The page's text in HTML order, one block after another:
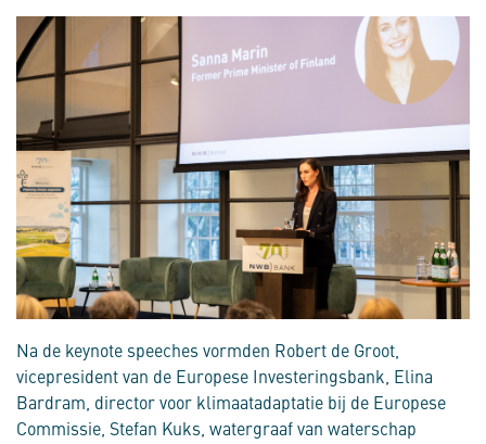
Na de keynote speeches vormden Robert de Groot,
vicepresident van de Europese Investeringsbank, Elina
Bardram, director voor klimaatadaptatie bij de Europese
Commissie, Stefan Kuks, watergraaf van waterschap